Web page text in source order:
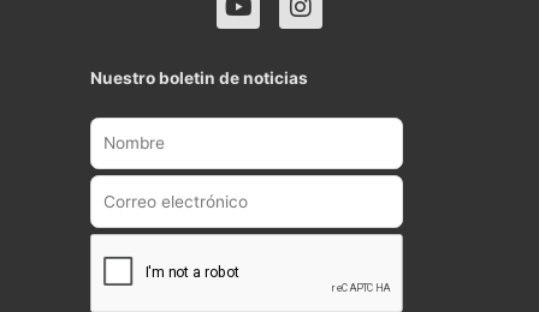
o
t
u
b
n
t
a
g
a
Nuestro boletin de noticias